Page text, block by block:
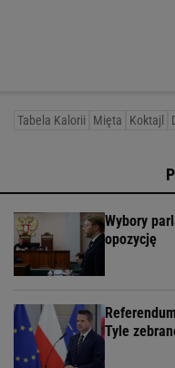
Tabela Kalorii Mięta Koktajl
Wybory
opozycję
Tyle